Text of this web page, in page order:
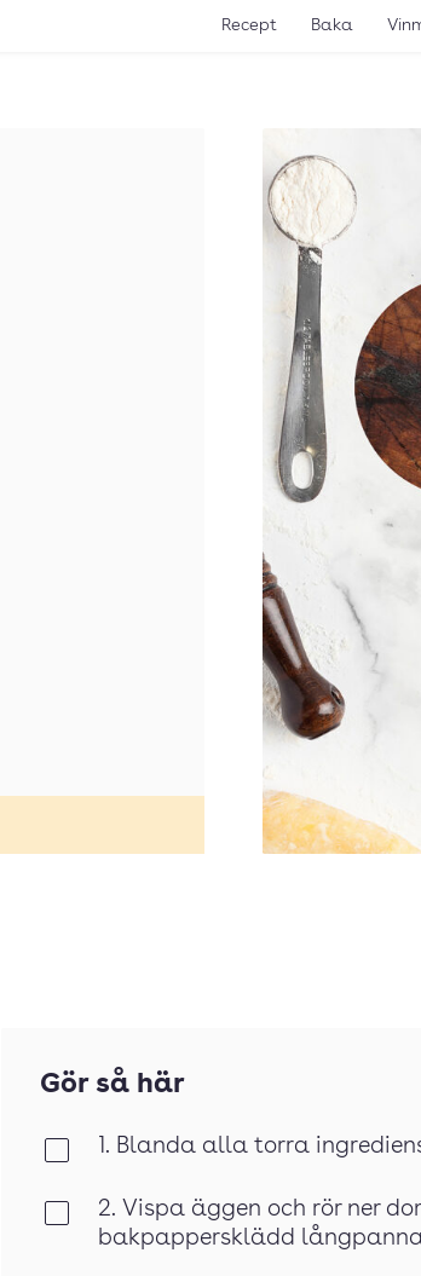
Recept Baka
Gör så här
1. Blanda alla torra
2. Vispa äggen och rör ner
bakpappersklädd